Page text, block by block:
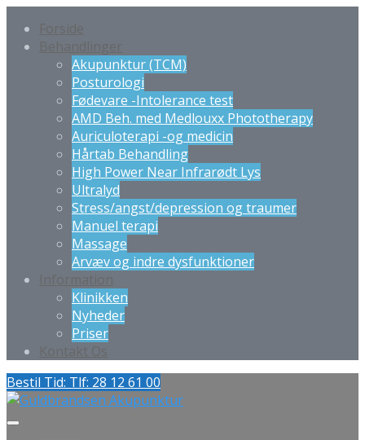
Forside
Behandlinger
Akupunktur (TCM)
Posturologi
Fødevare -Intolerance test
AMD Beh. med Medlouxx Phototherapy
Auriculoterapi -og medicin
Hårtab Behandling
High Power Near Infrarødt Lys
Ultralyd
Stress/angst/depression og traumer
Manuel terapi
Massage
Arvæv og indre dysfunktioner
Information
Klinikken
Nyheder
Priser
Kontakt Os
Bestil Tid: Tlf: 28 12 61 00